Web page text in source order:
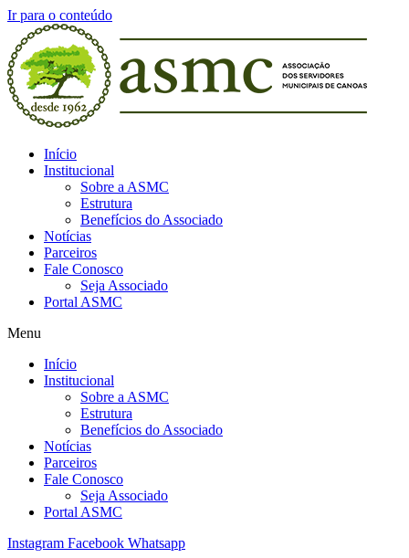
Ir para o conteúdo
Início
Institucional
Sobre a ASMC
Estrutura
Benefícios do Associado
Notícias
Parceiros
Fale Conosco
Seja Associado
Portal ASMC
Menu
Início
Institucional
Sobre a ASMC
Estrutura
Benefícios do Associado
Notícias
Parceiros
Fale Conosco
Seja Associado
Portal ASMC
Instagram Facebook Whatsapp